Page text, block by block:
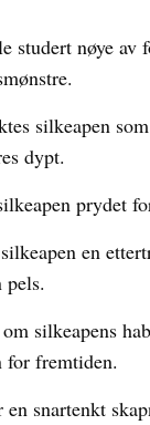
studert nøye av
silkeapen
dypt.
prydet
en
pels.
om silkeapens
for fremtiden.
en snartenkt